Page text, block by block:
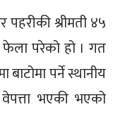
पहरीकी श्रीमती ४५
फेला परेको हो । गत
पर्ने स्थानीय
भएकी भएको